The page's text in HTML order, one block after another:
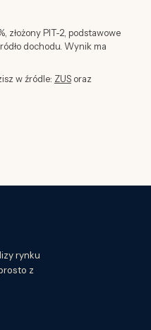
złożony PIT-2, podstawowe
dochodu. Wynik ma
w źródle: ZUSoraz
rynku
z